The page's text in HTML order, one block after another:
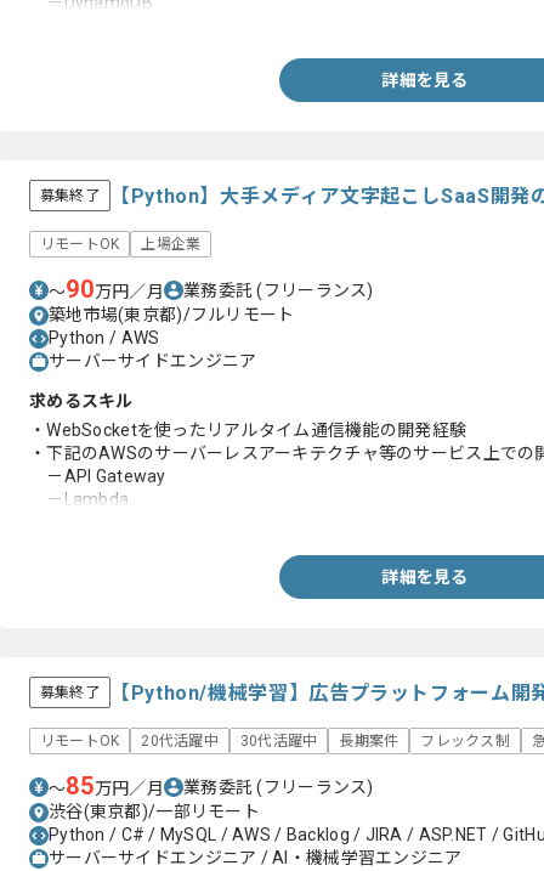
詳細を見る
募集終了 【Python】大手メディア文字起こしSaaS開発
リモートOK 上場企業
〜90万円／月 業務委託(フリーランス)
築地市場(東京都)/フルリモート
Python / AWS
サーバーサイドエンジニア
求めるスキル
・WebSocketを使ったリアルタイム通信機能の開発経験
・下記のAWSのサーバーレスアーキテクチャ等のサービス上での
－API Gateway
－Lambda
詳細を見る
募集終了 【Python/機械学習】広告プラットフォーム開
リモートOK 20代活躍中 30代活躍中 長期案件 フレックス制
〜85万円／月 業務委託(フリーランス)
渋谷(東京都)/一部リモート
Python / C# / MySQL / AWS / Backlog / JIRA / ASP.NET /
サーバーサイドエンジニア / AI・機械学習エンジニア